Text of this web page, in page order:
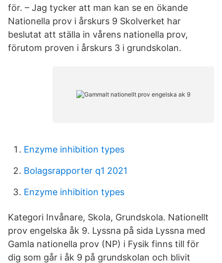
för. – Jag tycker att man kan se en ökande
Nationella prov i årskurs 9 Skolverket har
beslutat att ställa in vårens nationella prov,
förutom proven i årskurs 3 i grundskolan.
Enzyme inhibition types
Bolagsrapporter q1 2021
Enzyme inhibition types
Kategori Invånare, Skola, Grundskola. Nationellt
prov engelska åk 9. Lyssna på sida Lyssna med
Gamla nationella prov (NP) i Fysik finns till för
dig som går i åk 9 på grundskolan och blivit